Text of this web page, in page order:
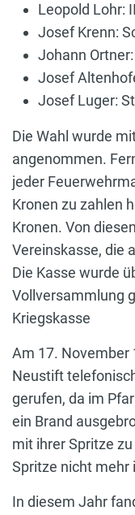
Leopold Lohr:
Josef Krenn:
Johann
Josef
Josef Luger:
Die Wahl wurde
angenommen.
jeder
Kronen zu zahlen
Kronen. Von
Vereinskasse, die
Die Kasse wurde
Vollversammlung
Kriegskasse
Am 17. November
Neustift
gerufen, da im
ein Brand
mit ihrer Spritze
Spritze nicht mehr
In diesem Jahr